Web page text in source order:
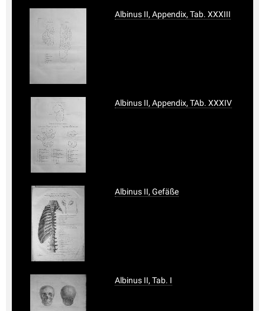
Albinus II, Appendix, Tab. XXXIII
Albinus II, Appendix, TAb. XXXIV
Albinus II, Gefäße
Albinus II, Tab. I